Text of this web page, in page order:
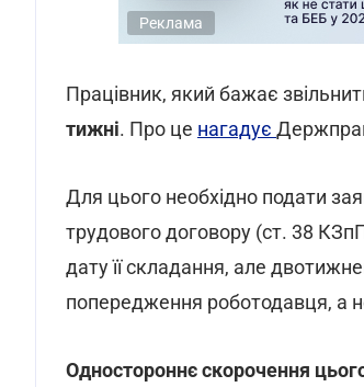
Реклама
Працівник, який бажає
тижні. Про це нагадує
Для цього необхідно подати
трудового договору (ст. 38
дату її складання, але
попередження роботодавця, а
Одностороннє скорочення